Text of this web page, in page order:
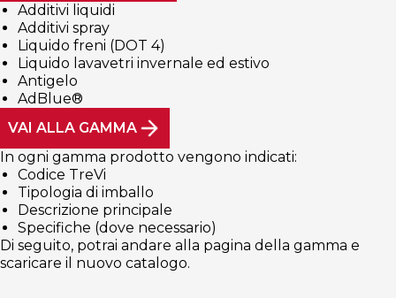
Additivi liquidi
Additivi spray
Liquido freni (DOT 4)
Liquido lavavetri invernale ed estivo
Antigelo
AdBlue®
VAI ALLA GAMMA
In ogni gamma prodotto vengono indicati:
Codice TreVi
Tipologia di imballo
Descrizione principale
Specifiche (dove necessario)
Di seguito, potrai andare alla pagina della gamma e
scaricare il nuovo catalogo.